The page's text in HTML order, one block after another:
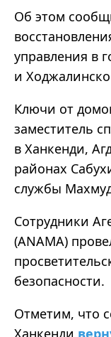
Об этом
управления в
и
Ключи от
заместитель
в Ханкенди,
районах
службы
Сотрудники
(ANAMA)
безопасности.
Отметим, что
Ханкенди